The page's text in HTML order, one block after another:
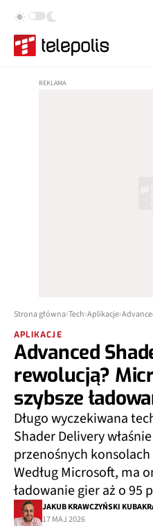
Strona główna Tech Aplikacje
APLIKACJE
Advanced
rewolucją?
szybsze
Długo wyczekiwana
Shader Delivery
przenośnych konsolach
Według Microsoft, ma
ładowanie gier aż o 95
JAKUB KRAWCZYŃSKI
17 MAJ 2026